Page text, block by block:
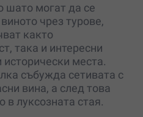
шато могат да се
чрез турове,
както
така и интересни
места.
събужда сетивата с
вина, а след това
в луксозната стая.